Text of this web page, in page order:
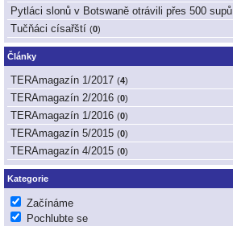
Pytláci slonů v Botswaně otrávili přes 500 supů
Tučňáci císařští (0)
Články
TERAmagazín 1/2017 (4)
TERAmagazín 2/2016 (0)
TERAmagazín 1/2016 (0)
TERAmagazín 5/2015 (0)
TERAmagazín 4/2015 (0)
Kategorie
Začínáme
Pochlubte se